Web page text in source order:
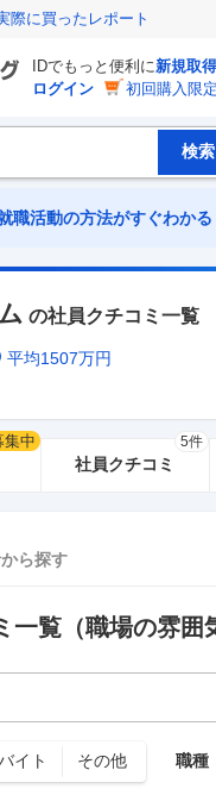
際に買ったレポート
IDでもっと便利に新規取得
ログイン
初回購入限
職活動の方法がすぐわか
の社員クチコミ一覧
平均1507万円
集中
社員クチコミ
5件
ら探す
一覧 （職場の雰囲
イト その他 職種